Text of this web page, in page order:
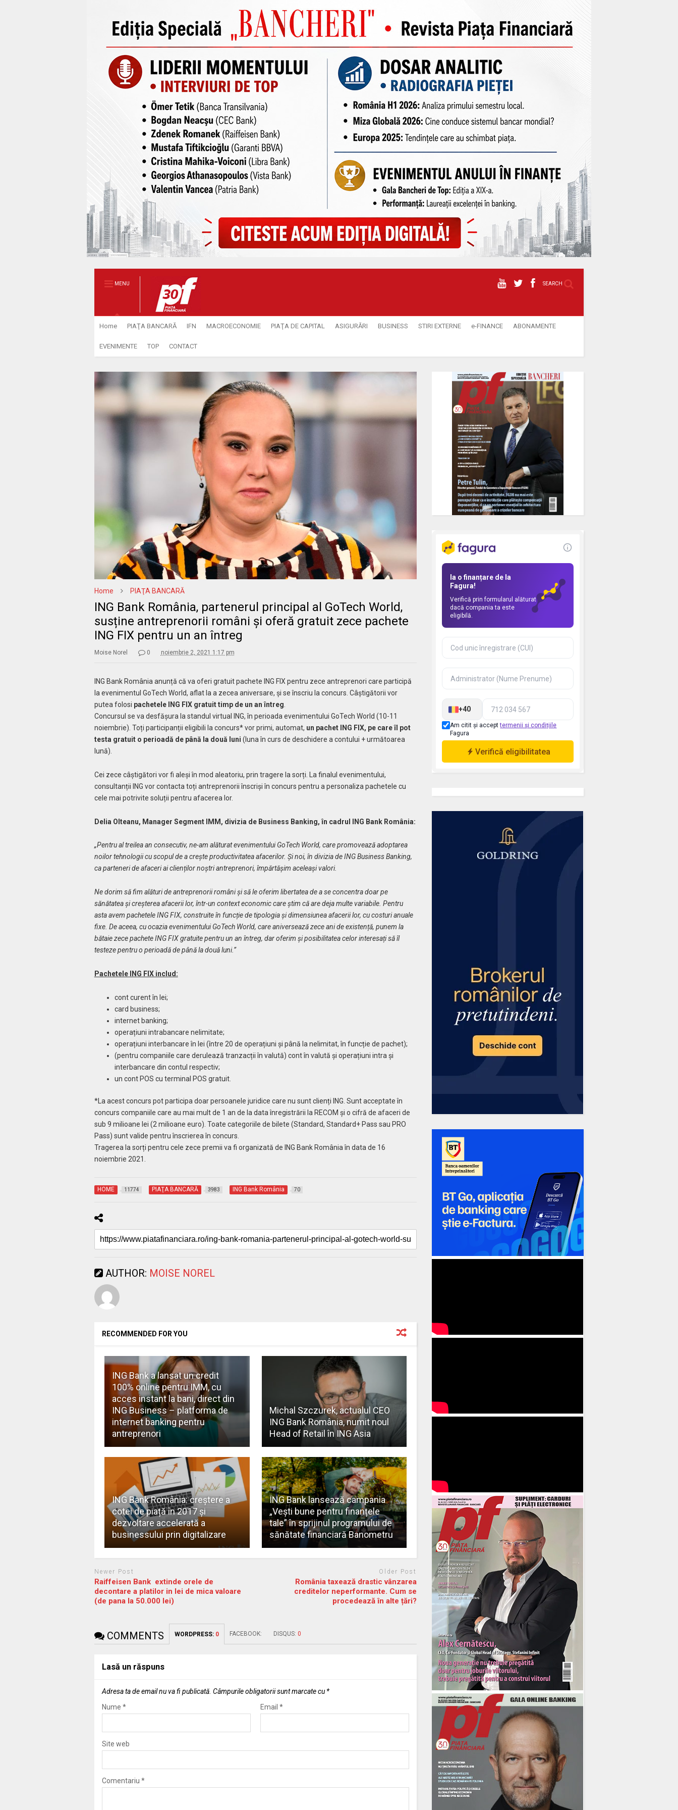
MENU SEARCH
Home PIAŢA BANCARĂ IFN MACROECONOMIE PIAŢA DE CAPITAL ASIGURĂRI BUSINESS STIRI EXTERNE e-FINANCE ABONAMENTE
EVENIMENTE TOP CONTACT
Home PIAŢA BANCARĂ
ING Bank România, partenerul principal al GoTech World,
susține antreprenorii români și oferă gratuit zece pachete
ING FIX pentru un an întreg
Moise Norel 0 noiembrie 2, 2021 1:17 pm
ING Bank România anunță că va oferi gratuit pachete ING FIX pentru zece antreprenori care participă
la evenimentul GoTech World, aflat la a zecea aniversare, și se înscriu la concurs. Câștigătorii vor
putea folosi pachetele ING FIX gratuit timp de un an întreg
Concursul se va desfășura la standul virtual ING, în perioada evenimentului GoTech World (10-11
noiembrie). Toți participanții eligibili la concurs* vor primi, automat, un pachet ING FIX, pe care îl pot
testa gratuit o perioadă de până la două luni (luna în curs de deschidere a contului + următoarea
lună).
Cei zece câștigători vor fi aleși în mod aleatoriu, prin tragere la sorți. La finalul evenimentului,
consultanții ING vor contacta toți antreprenorii înscriși în concurs pentru a personaliza pachetele cu
cele mai potrivite soluții pentru afacerea lor.
Delia Olteanu, Manager Segment IMM, divizia de Business Banking, în cadrul ING Bank România:
„Pentru al treilea an consecutiv, ne-am alăturat evenimentului GoTech World, care promovează adoptarea
noilor tehnologii cu scopul de a crește productivitatea afacerilor. Și noi, în divizia de ING Business Banking,
ca parteneri de afaceri ai clienților noștri antreprenori, împărtășim aceleași valori.
Ne dorim să fim alături de antreprenorii români și să le oferim libertatea de a se concentra doar pe
sănătatea și creșterea afacerii lor, într-un context economic care știm că are deja multe variabile. Pentru
asta avem pachetele ING FIX, construite în funcție de tipologia și dimensiunea afacerii lor, cu costuri anuale
fixe. De aceea, cu ocazia evenimentului GoTech World, care aniversează zece ani de existență, punem la
bătaie zece pachete ING FIX gratuite pentru un an întreg, dar oferim și posibilitatea celor interesați să îl
testeze pentru o perioadă de până la două luni.”
Pachetele ING FIX includ:
cont curent în lei;
card business;
internet banking;
operațiuni intrabancare nelimitate;
operațiuni interbancare în lei (între 20 de operațiuni și până la nelimitat, în funcție de pachet);
(pentru companiile care derulează tranzacții în valută) cont în valută și operațiuni intra și
interbancare din contul respectiv;
un cont POS cu terminal POS gratuit.
*La acest concurs pot participa doar persoanele juridice care nu sunt clienți ING. Sunt acceptate în
concurs companiile care au mai mult de 1 an de la data înregistrării la RECOM și o cifră de afaceri de
sub 9 milioane lei (2 milioane euro). Toate categoriile de bilete (Standard, Standard+ Pass sau PRO
Pass) sunt valide pentru înscrierea în concurs.
Tragerea la sorți pentru cele zece premii va fi organizată de ING Bank România în data de 16
noiembrie 2021.
HOME 11774 PIAŢA BANCARĂ 3983 ING Bank România 70
AUTHOR: MOISE NOREL
RECOMMENDED FOR YOU
ING Bank a lansat un credit
100% online pentru IMM, cu
acces instant la bani, direct din
ING Business – platforma de
internet banking pentru
antreprenori
Michal Szczurek, actualul CEO
ING Bank România, numit noul
Head of Retail în ING Asia
ING Bank România: creștere a
cotei de piață în 2017 și
dezvoltare accelerată a
businessului prin digitalizare
ING Bank lansează campania
„Vești bune pentru finanțele
tale” în sprijinul programului de
sănătate financiară Banometru
Newer Post
Raiffeisen Bank extinde orele de
decontare a platilor in lei de mica valoare
(de pana la 50.000 lei)
Older Post
România taxează drastic vânzarea
creditelor neperformante. Cum se
procedează în alte țări?
COMMENTS WORDPRESS: 0 FACEBOOK: DISQUS: 0
Lasă un răspuns
Adresa ta de email nu va fi publicată. Câmpurile obligatorii sunt marcate cu *
Nume * Email *
Site web
Comentariu *